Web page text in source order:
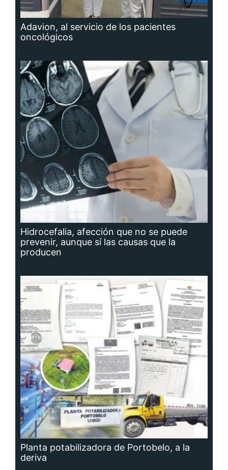
Adavion, al servicio de los pacientes
oncológicos
Hidrocefalia, afección que no se puede
prevenir, aunque sí las causas que la
producen
Planta potabilizadora de Portobelo, a la
deriva